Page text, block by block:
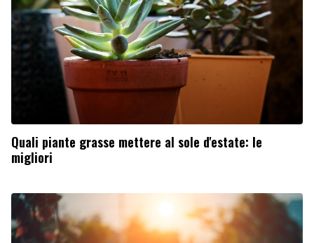
Quali piante grasse mettere al sole d'estate: le
migliori